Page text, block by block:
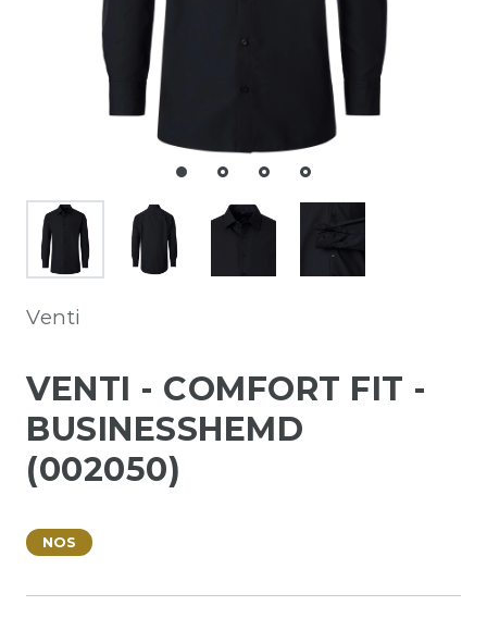
Venti
VENTI - COMFORT FIT -
BUSINESSHEMD
(002050)
NOS